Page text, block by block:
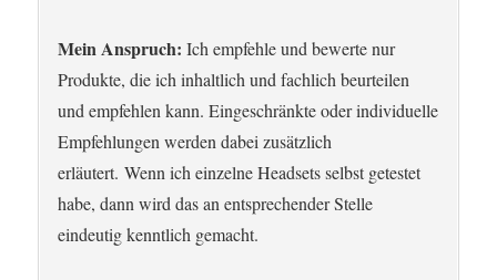
Mein Anspruch: Ich empfehle und bewerte nur
Produkte, die ich inhaltlich und fachlich beurteilen
und empfehlen kann. Eingeschränkte oder individuelle
Empfehlungen werden dabei zusätzlich
erläutert. Wenn ich einzelne Headsets selbst getestet
habe, dann wird das an entsprechender Stelle
eindeutig kenntlich gemacht.